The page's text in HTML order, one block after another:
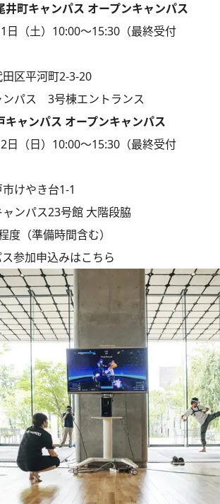
井町キャンパス オープンキャンパス
日（土）10:00～15:30（最終受付
区平河町2-3-20
ンパス 3号棟エントランス
キャンパス オープンキャンパス
日（日）10:00～15:30（最終受付
市けやき台1-1
パス23号館 大階段脇
度（準備時間含む）
参加申込みはこちら